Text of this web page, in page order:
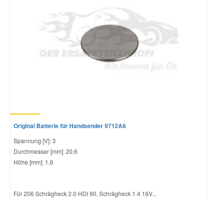
Original Batterie für Handsender 9712A8
Spannung [V]: 3
Durchmesser [mm]: 20,6
Höhe [mm]: 1,6
Für 206 Schrägheck 2.0 HDI 90, Schrägheck 1.4 16V...
Volvo Ersatzteile